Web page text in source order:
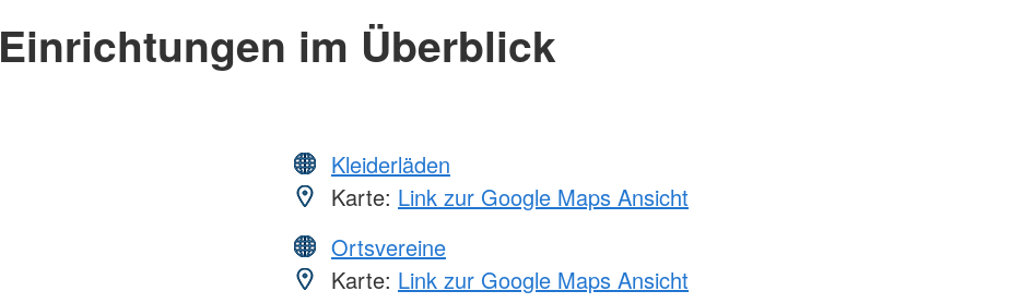
Einrichtungen im Überblick
Kleiderläden
Karte: Link zur Google Maps Ansicht
Ortsvereine
Karte: Link zur Google Maps Ansicht